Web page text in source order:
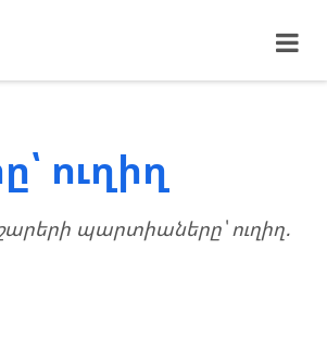
ուղիղ
պարտիաները՝ ուղիղ․